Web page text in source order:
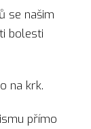
se našim
bolesti
na krk.
přímo